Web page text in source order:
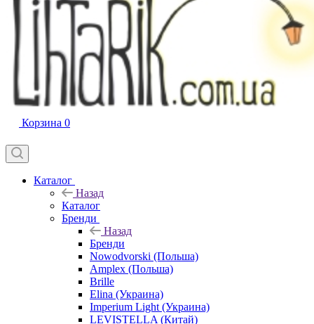
Корзина 0
Каталог
Назад
Каталог
Бренди
Назад
Бренди
Nowodvorski (Польша)
Amplex (Польша)
Brille
Elina (Украина)
Imperium Light (Украина)
LEVISTELLA (Китай)